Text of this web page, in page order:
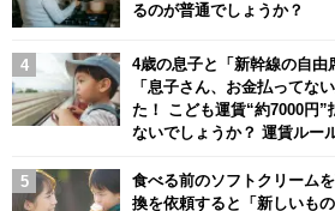
るのが普通でしょうか？
4歳の息子と「新幹線の自由
「息子さん、お金払ってな
た！ こども運賃“約7000円”
ないでしょうか？ 運賃ルー
食べる前のソフトクリーム
換を依頼すると「新しいも